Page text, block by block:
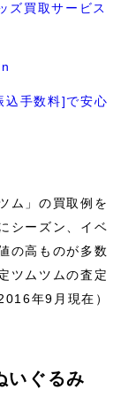
ズ買取サービス
込手数料]で安心
ム」の買取例を
シーズン、イベ
の高ものが多数
ツムツムの査定
年9月現在）
ぐるみ